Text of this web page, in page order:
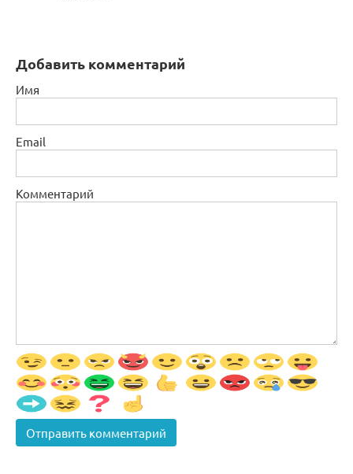
Добавить комментарий
Имя
Email
Комментарий